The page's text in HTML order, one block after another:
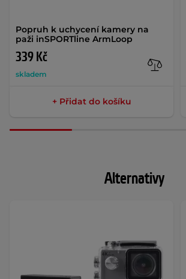
Popruh k uchycení kamery na
paži inSPORTline ArmLoop
339 Kč
skladem
+ Přidat do košíku
Alternativy